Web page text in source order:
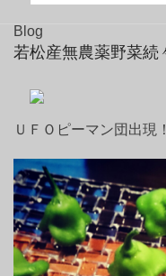
Blog
若松産無農薬野菜続
ＵＦＯピーマン団出現